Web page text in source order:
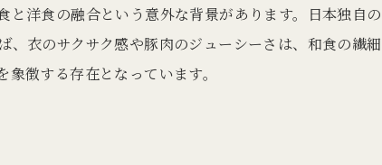
つは日本発祥か海外発祥かを検証
ツとの比較で分かるとんかつの特徴
つの歴史におけるカツレツの位置づけ
洋食の融合という意外な背景があります。日本独自
衣のサクサク感や豚肉のジューシーさは、和食の繊
徴する存在となっています。